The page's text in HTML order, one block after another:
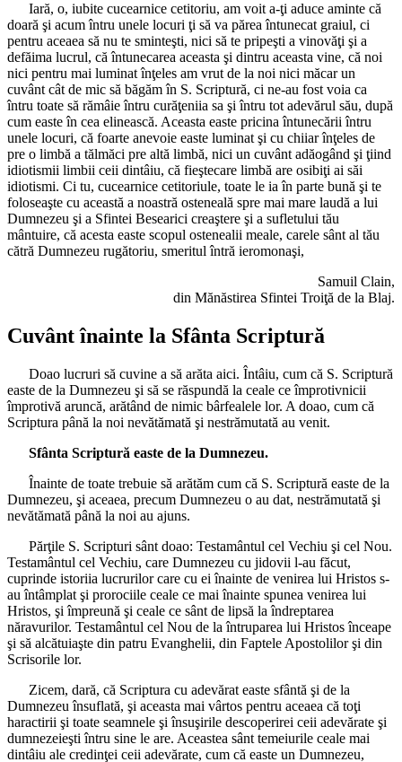
Iară, o, iubite cucearnice cetitoriu, am voit a-ţi aduce aminte că
doară şi acum întru unele locuri ţi să va părea întunecat graiul, ci
pentru aceaea să nu te sminteşti, nici să te pripeşti a vinovăţi şi a
defăima lucrul, că întunecarea aceasta şi dintru aceasta vine, că noi
nici pentru mai luminat înţeles am vrut de la noi nici măcar un
cuvânt cât de mic să băgăm în S. Scriptură, ci ne-au fost voia ca
întru toate să rămâie întru curăţeniia sa şi întru tot adevărul său, după
cum easte în cea elinească. Aceasta easte pricina întunecării întru
unele locuri, că foarte anevoie easte luminat şi cu chiiar înţeles de
pre o limbă a tălmăci pre altă limbă, nici un cuvânt adăogând şi ţiind
idiotismii limbii ceii dintâiu, că fieştecare limbă are osibiţi ai săi
idiotismi. Ci tu, cucearnice cetitoriule, toate le ia în parte bună şi te
foloseaşte cu această a noastră osteneală spre mai mare laudă a lui
Dumnezeu şi a Sfintei Besearici creaştere şi a sufletului tău
mântuire, că acesta easte scopul ostenealii meale, carele sânt al tău
cătră Dumnezeu rugătoriu, smeritul întră ieromonaşi,
Samuil Clain,
din Mănăstirea Sfintei Troiţă de la Blaj.
Cuvânt înainte la Sfânta Scriptură
Doao lucruri să cuvine a să arăta aici. Întâiu, cum că S. Scriptură
easte de la Dumnezeu şi să se răspundă la ceale ce împrotivnicii
împrotivă aruncă, arătând de nimic bârfealele lor. A doao, cum că
Scriptura până la noi nevătămată şi nestrămutată au venit.
Sfânta Scriptură easte de la Dumnezeu.
Înainte de toate trebuie să arătăm cum că S. Scriptură easte de la
Dumnezeu, şi aceaea, precum Dumnezeu o au dat, nestrămutată şi
nevătămată până la noi au ajuns.
Părţile S. Scripturi sânt doao: Testamântul cel Vechiu şi cel Nou.
Testamântul cel Vechiu, care Dumnezeu cu jidovii l-au făcut,
cuprinde istoriia lucrurilor care cu ei înainte de venirea lui Hristos s-
au întâmplat şi prorociile ceale ce mai înainte spunea venirea lui
Hristos, şi împreună şi ceale ce sânt de lipsă la îndreptarea
năravurilor. Testamântul cel Nou de la întruparea lui Hristos înceape
şi să alcătuiaşte din patru Evanghelii, din Faptele Apostolilor şi din
Scrisorile lor.
Zicem, dară, că Scriptura cu adevărat easte sfântă şi de la
Dumnezeu însuflată, şi aceasta mai vârtos pentru aceaea că toţi
haractirii şi toate seamnele şi însuşirile descoperirei ceii adevărate şi
dumnezeieşti întru sine le are. Aceastea sânt temeiurile ceale mai
dintâiu ale credinţei ceii adevărate, cum că easte un Dumnezeu,